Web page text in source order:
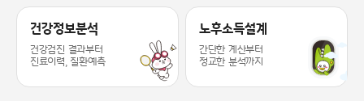
건강정보분석
건강검진 결과부터
진료이력, 질환예측
노후소득설계
간단한 계산부터
정교한 분석까지